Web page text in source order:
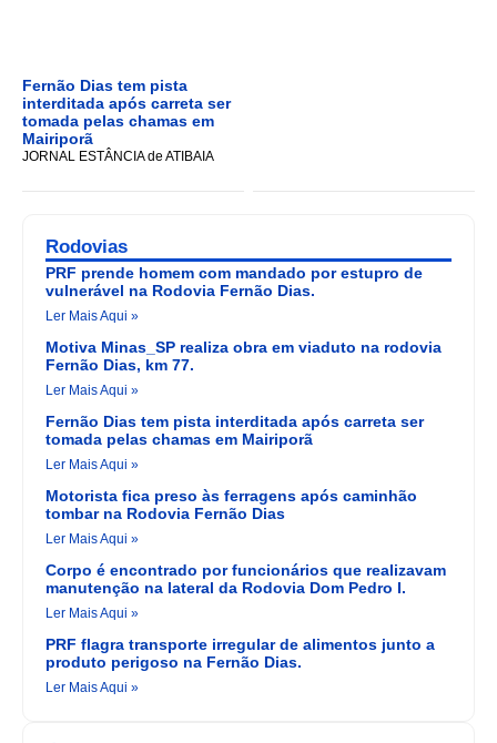
Fernão Dias tem pista
interditada após carreta ser
tomada pelas chamas em
Mairiporã
JORNAL ESTÂNCIA de ATIBAIA
Rodovias
PRF prende homem com mandado por estupro de
vulnerável na Rodovia Fernão Dias.
Ler Mais Aqui »
Motiva Minas_SP realiza obra em viaduto na rodovia
Fernão Dias, km 77.
Ler Mais Aqui »
Fernão Dias tem pista interditada após carreta ser
tomada pelas chamas em Mairiporã
Ler Mais Aqui »
Motorista fica preso às ferragens após caminhão
tombar na Rodovia Fernão Dias
Ler Mais Aqui »
Corpo é encontrado por funcionários que realizavam
manutenção na lateral da Rodovia Dom Pedro I.
Ler Mais Aqui »
PRF flagra transporte irregular de alimentos junto a
produto perigoso na Fernão Dias.
Ler Mais Aqui »